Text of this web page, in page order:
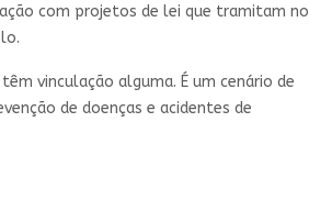
com projetos de lei que tramitam no
vinculação alguma. É um cenário de
de doenças e acidentes de